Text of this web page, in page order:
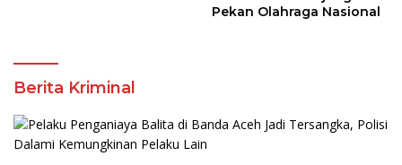
Pekan Olahraga Nasional
Berita Kriminal